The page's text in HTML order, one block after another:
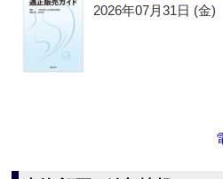
2026年07月31日 (金)